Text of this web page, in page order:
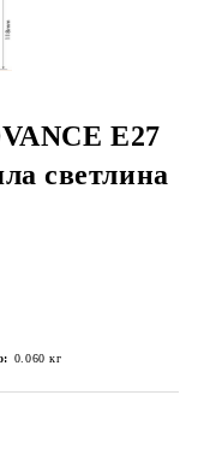
Е27
светлина
0.060 кг